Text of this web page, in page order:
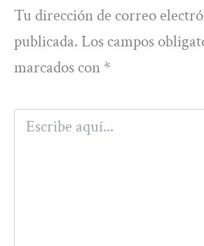
Tu dirección de correo
publicada. Los campos
marcados con *
Escribe
aquí...